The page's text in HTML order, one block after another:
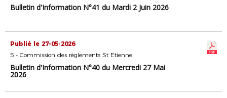
Bulletin d'Information N°41 du Mardi 2 Juin 2026
Publié le 27-05-2026
5 - Commission des règlements St Etienne
Bulletin d'Information N°40 du Mercredi 27 Mai
2026